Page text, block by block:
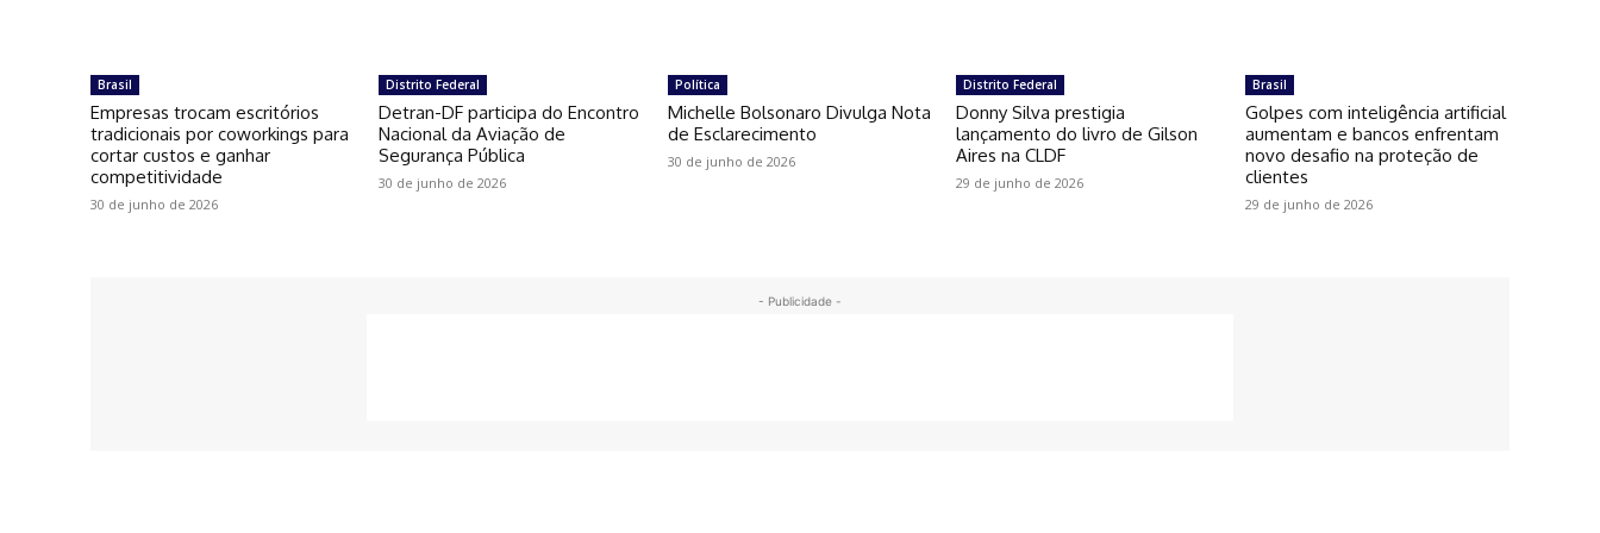
Brasil
Empresas trocam escritórios
tradicionais por coworkings para
cortar custos e ganhar
competitividade
30 de junho de 2026
Distrito Federal
Detran-DF participa do Encontro
Nacional da Aviação de
Segurança Pública
30 de junho de 2026
Política
Michelle Bolsonaro Divulga Nota
de Esclarecimento
30 de junho de 2026
Distrito Federal
Donny Silva prestigia
lançamento do livro de Gilson
Aires na CLDF
29 de junho de 2026
Brasil
Golpes com inteligência artificial
aumentam e bancos enfrentam
novo desafio na proteção de
clientes
29 de junho de 2026
- Publicidade -